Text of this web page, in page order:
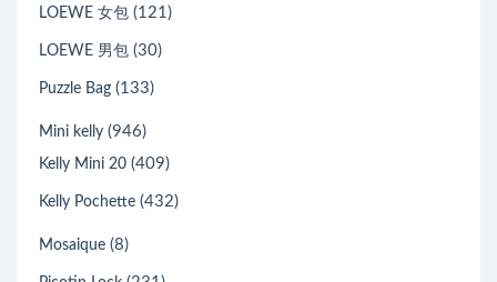
LOEWE 女包 (121)
LOEWE 男包 (30)
Puzzle Bag (133)
Mini kelly (946)
Kelly Mini 20 (409)
Kelly Pochette (432)
Mosaique (8)